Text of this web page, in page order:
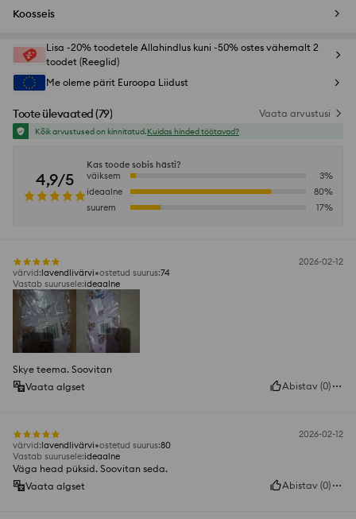
Koosseis
Lisa -20% toodetele Allahindlus kuni -50% ostes vähemalt 2
toodet (Reeglid)
Me oleme pärit Euroopa Liidust
Toote ülevaated (79) Vaata arvustusi
Kõik arvustused on kinnitatud.Kuidas hinded töötavad?
4,9/5
Kas toode sobis hästi?
väiksem
3%
ideaalne
80%
suurem
17%
2026-02-12
värvid:lavendlivärvi ostetud suurus:74
Vastab suurusele:ideaalne
Skye teema. Soovitan
Vaata algset
Abistav (0)
2026-02-12
värvid:lavendlivärvi ostetud suurus:80
Vastab suurusele:ideaalne
Väga head püksid. Soovitan seda.
Vaata algset
Abistav (0)